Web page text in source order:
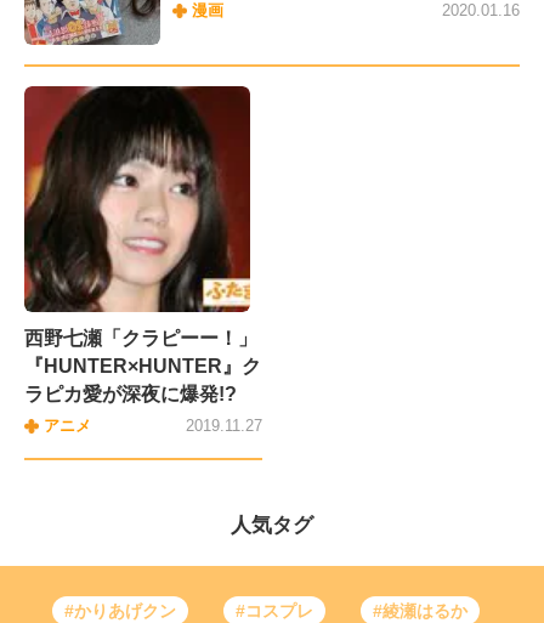
漫画 2020.01.16
西野七瀬「クラピーー！」
『HUNTER×HUNTER』ク
ラピカ愛が深夜に爆発!?
アニメ 2019.11.27
人気タグ
#かりあげクン #コスプレ #綾瀬はるか